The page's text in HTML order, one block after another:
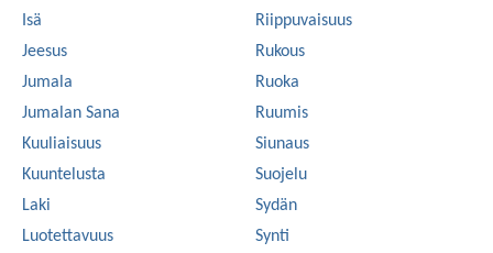
Isä
Jeesus
Jumala
Jumalan Sana
Kuuliaisuus
Kuuntelusta
Laki
Luotettavuus
Riippuvaisuus
Rukous
Ruoka
Ruumis
Siunaus
Suojelu
Sydän
Synti